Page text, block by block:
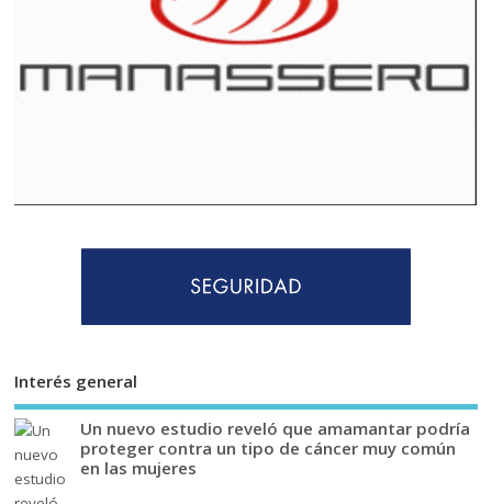
Interés general
Un nuevo estudio reveló que amamantar podría
proteger contra un tipo de cáncer muy común
en las mujeres